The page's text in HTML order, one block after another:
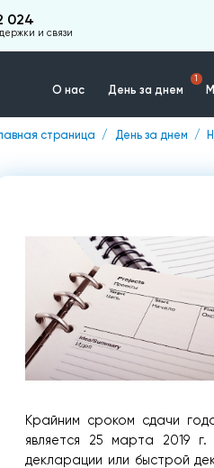
024
и связи
О нас День за днем
1
страница День за днем
Крайним сроком сдачи
является 25 марта 2019 г.
декларации или быстрой